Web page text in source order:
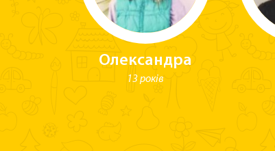
Олександра
13 років